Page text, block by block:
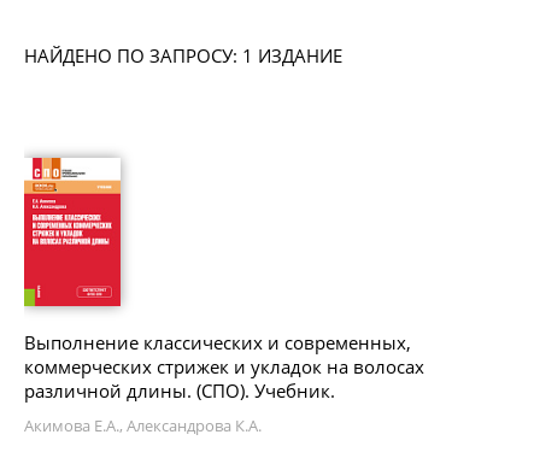
НАЙДЕНО ПО ЗАПРОСУ: 1 ИЗДАНИЕ
Выполнение классических и современных,
коммерческих стрижек и укладок на волосах
различной длины. (СПО). Учебник.
Акимова Е.А., Александрова К.А.